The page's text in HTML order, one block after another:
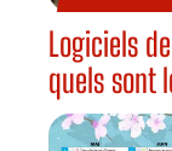
Logiciels
quels sont